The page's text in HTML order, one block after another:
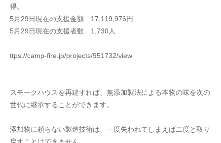
得。
5月29日現在の支援金額　17,119,976円
5月29日現在の支援者数　1,730人
ttps://camp-fire.jp/projects/951732/view
スモークハウスを再建すれば、無添加製法による本物の味を次の
世代に継承することができます。
添加物に頼らない製造技術は、一度失われてしまえば二度と取り